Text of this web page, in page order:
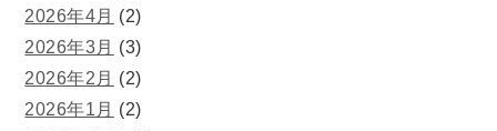
2026年4月 (2)
2026年3月 (3)
2026年2月 (2)
2026年1月 (2)